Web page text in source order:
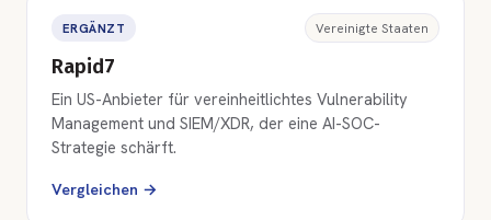
ERGÄNZT Vereinigte Staaten
Rapid7
Ein US-Anbieter für vereinheitlichtes Vulnerability
Management und SIEM/XDR, der eine AI-SOC-
Strategie schärft.
Vergleichen →